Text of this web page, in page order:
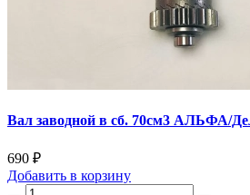
Вал заводной в сб. 70см3 АЛЬФА/
690 ₽
Добавить в корзину